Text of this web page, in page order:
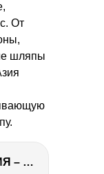
От
шляпы
КАРАЧАЕВО-ЧЕРКЕСИЯ – ПУТЕШЕСТВИЕ НА КАВКАЗ часть 2